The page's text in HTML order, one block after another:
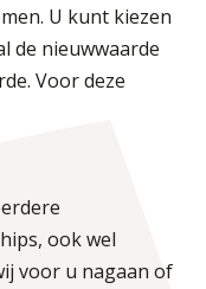
U kunt kiezen
de nieuwwaarde
Voor deze
ook wel
voor u nagaan of